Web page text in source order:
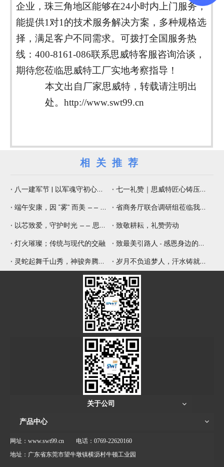
企业，珠三角地区能够在24小时内上门服务，
能提供1 对1 的技术服务解决方案，多种规格选
择，满足客户不同需求。可拨打全国服务热
线： 400-8161-086联系思威特客服咨询洽谈，
期待您莅临思威特工厂实地考察指导！
本文出自厂家思威特，转载请注明出
处。 http://www.swt99.cn
相关推荐
八一建军节 | 以军魂守初心，以精工铸品质
七一礼赞｜思威特匠心铸压电元器件，纳米微孔片佑健康生活
端午安康，因 “雾” 而美 —— 思威特压电雾化片，守护嗅觉与健康
省商务厅联合调研组莅临我司调研 赋能专精特新提质增效
以芯致爱，守护时光 —— 思威特致敬母亲节
致敬耕耘，礼赞劳动
灯火璀璨；传统与现代的交融
致最美引路人 - 感恩身边的师傅
灵蛇起舞千山秀，神骏奔腾九野新
岁月不负追梦人，汗水铸就辉煌年
关于公司
产品中心
网址：www.swt99.cn 电话：0769-22620160
地址：广东省东莞市望牛墩镇横沥村牛顿工业园